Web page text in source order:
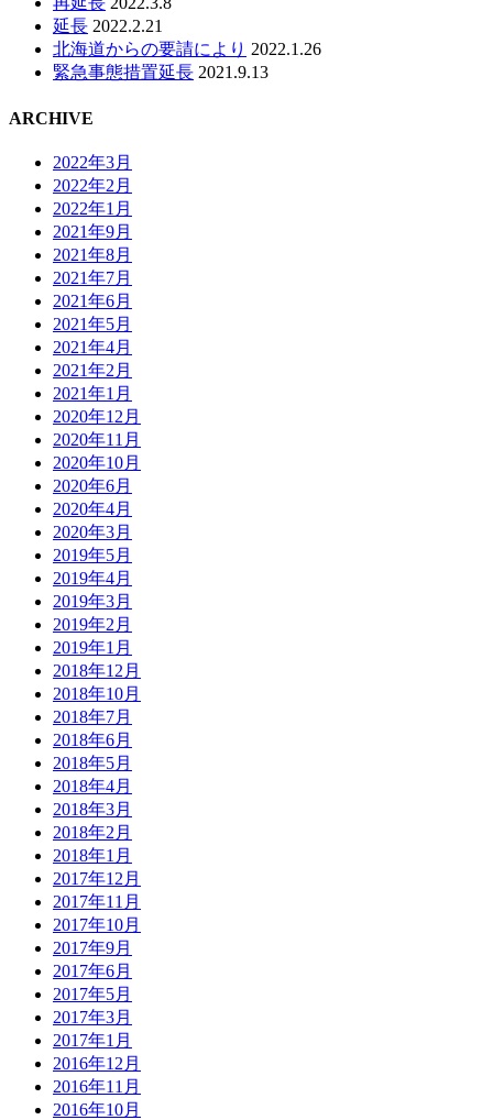
延長 2022.2.21
北海道からの要請により 2022.1.26
緊急事態措置延長 2021.9.13
ARCHIVE
2022年3月
2022年2月
2022年1月
2021年9月
2021年8月
2021年7月
2021年6月
2021年5月
2021年4月
2021年2月
2021年1月
2020年12月
2020年11月
2020年10月
2020年6月
2020年4月
2020年3月
2019年5月
2019年4月
2019年3月
2019年2月
2019年1月
2018年12月
2018年10月
2018年7月
2018年6月
2018年5月
2018年4月
2018年3月
2018年2月
2018年1月
2017年12月
2017年11月
2017年10月
2017年9月
2017年6月
2017年5月
2017年3月
2017年1月
2016年12月
2016年11月
2016年10月